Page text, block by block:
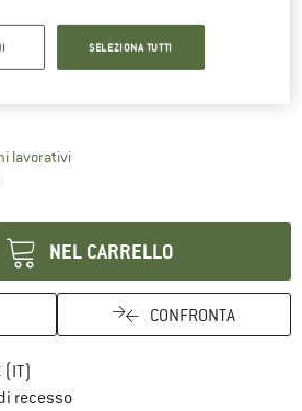
L - 3-5 Years XL - 6-8 Years
lavorativiIl link si apre in una casella
NEL CARRELLO
CONFRONTA
(IT)
recessoVai alla politica di recesso qui
SELEZIONA TUTTI